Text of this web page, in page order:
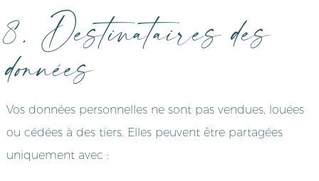
8. Destinataires des
données
Vos données personnelles ne sont pas vendues, louées
ou cédées à des tiers. Elles peuvent être partagées
uniquement avec :